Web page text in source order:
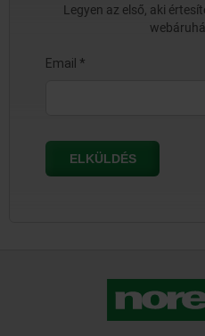
Legyen az első, aki